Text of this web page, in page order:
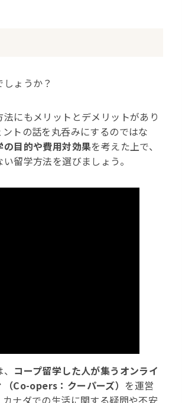
ょうか？
法にもメリットとデメリットがあり
ントの話を丸呑みにするのではな
の目的や費用対効果を考えた上で、
留学方法を選びましょう。
コープ留学した人が集うオンライ
Co-opers：クーパーズ） を運営
カナダでの生活に関する疑問や不安